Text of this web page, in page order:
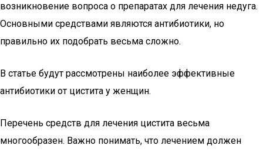
возникновение вопроса о препаратах для лечения недуга.
Основными средствами являются антибиотики, но
правильно их подобрать весьма сложно.
В статье будут рассмотрены наиболее эффективные
антибиотики от цистита у женщин.
Перечень средств для лечения цистита весьма
многообразен. Важно понимать, что лечением должен